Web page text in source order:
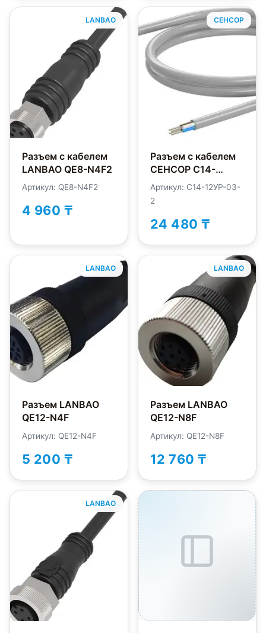
LANBAO
Разъем с кабелем
LANBAO QE8-N4F2
Артикул: QE8-N4F2
4 960 ₸
СЕНСОР
Разъем с кабелем
СЕНСОР С14-
12УР-03-2
Артикул: С14-12УР-03-
2
24 480 ₸
LANBAO
Разъем LANBAO
QE12-N4F
Артикул: QE12-N4F
5 200 ₸
LANBAO
Разъем LANBAO
QE12-N8F
Артикул: QE12-N8F
12 760 ₸
LANBAO